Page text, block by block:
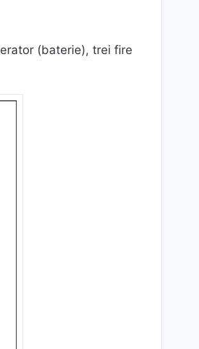
(baterie), trei fire